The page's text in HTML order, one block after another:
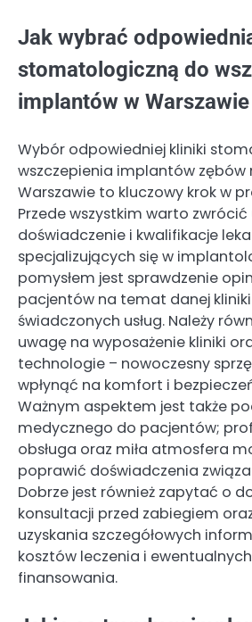
Jak wybrać
stomatologiczną do
implantów w Warszawie
Wybór odpowiedniej kliniki
wszczepienia implantów zębów
Warszawie to kluczowy krok w
Przede wszystkim warto
doświadczenie i kwalifikacje
specjalizujących się w
pomysłem jest sprawdzenie
pacjentów na temat danej
świadczonych usług. Należy
uwagę na wyposażenie kliniki
technologie – nowoczesny
wpłynąć na komfort i
Ważnym aspektem jest także
medycznego do pacjentów;
obsługa oraz miła atmosfera
poprawić doświadczenia
Dobrze jest również zapytać o
konsultacji przed zabiegiem
uzyskania szczegółowych
kosztów leczenia i
finansowania.